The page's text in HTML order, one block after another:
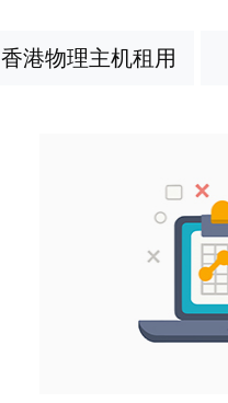
香港物理主机租用